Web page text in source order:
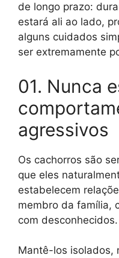
de longo prazo:
estará ali ao lado,
alguns cuidados
ser extremamente
01. Nunca
agressivos
Os cachorros são
que eles
estabelecem
membro da família,
com desconhecidos.
Mantê-los isolados,